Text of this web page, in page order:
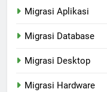
Migrasi Aplikasi
Migrasi Database
Migrasi Desktop
Migrasi Hardware